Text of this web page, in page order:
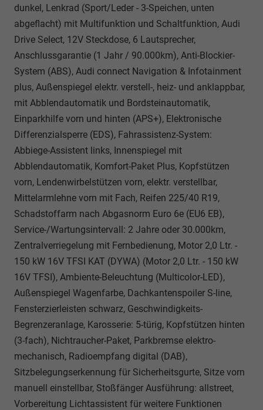
dunkel, Lenkrad (Sport/Leder - 3-Speichen, unten
abgeflacht) mit Multifunktion und Schaltfunktion, Audi
Drive Select, 12V Steckdose, 6 Lautsprecher,
Anschlussgarantie (1 Jahr / 90.000km), Anti-Blockier-
System (ABS), Audi connect Navigation & Infotainment
plus, Außenspiegel elektr. verstell-, heiz- und anklappbar,
mit Abblendautomatik und Bordsteinautomatik,
Einparkhilfe vorn und hinten (APS+), Elektronische
Differenzialsperre (EDS), Fahrassistenz-System:
Abbiege-Assistent links, Innenspiegel mit
Abblendautomatik, Komfort-Paket Plus, Kopfstützen
vorn, Lendenwirbelstützen vorn, elektr. verstellbar,
Mittelarmlehne vorn mit Fach, Reifen 225/40 R19,
Schadstoffarm nach Abgasnorm Euro 6e (EU6 EB),
Service-/Wartungsintervall: 2 Jahre oder 30.000km,
Zentralverriegelung mit Fernbedienung, Motor 2,0 Ltr. -
150 kW 16V TFSI KAT (DYWA) (Motor 2,0 Ltr. - 150 kW
16V TFSI), Ambiente-Beleuchtung (Multicolor-LED),
Außenspiegel Wagenfarbe, Dachkantenspoiler S-line,
Fensterzierleisten schwarz, Geschwindigkeits-
Begrenzeranlage, Karosserie: 5-türig, Kopfstützen hinten
(3-fach), Nichtraucher-Paket, Parkbremse elektro-
mechanisch, Radioempfang digital (DAB),
Sitzbelegungserkennung für Sicherheitsgurte, Sitze vorn
manuell einstellbar, Stoßfänger Ausführung: allstreet,
Vorbereitung Lichtassistent für weitere Funktionen